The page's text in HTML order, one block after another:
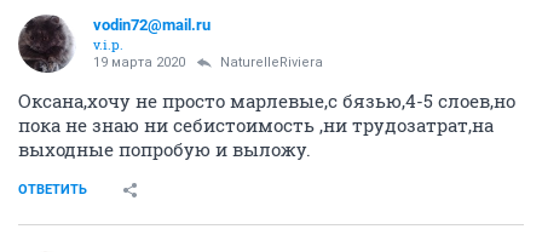
vodin72@mail.ru
v.i.p.
19 марта 2020 NaturelleRiviera
Оксана,хочу не просто марлевые,с бязью,4-5 слоев,но
пока не знаю ни себистоимость ,ни трудозатрат,на
выходные попробую и выложу.
ОТВЕТИТЬ